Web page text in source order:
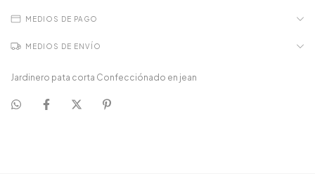
MEDIOS DE PAGO
MEDIOS DE ENVÍO
Jardinero pata corta Confecciónado en jean